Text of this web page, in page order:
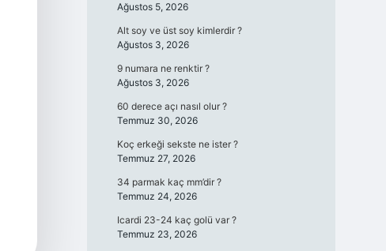
Ağustos 5, 2026
Alt soy ve üst soy kimlerdir ?
Ağustos 3, 2026
9 numara ne renktir ?
Ağustos 3, 2026
60 derece açı nasıl olur ?
Temmuz 30, 2026
Koç erkeği sekste ne ister ?
Temmuz 27, 2026
34 parmak kaç mm’dir ?
Temmuz 24, 2026
Icardi 23-24 kaç golü var ?
Temmuz 23, 2026